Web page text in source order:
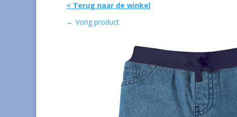
< Terug naar de winkel
← Vorig product